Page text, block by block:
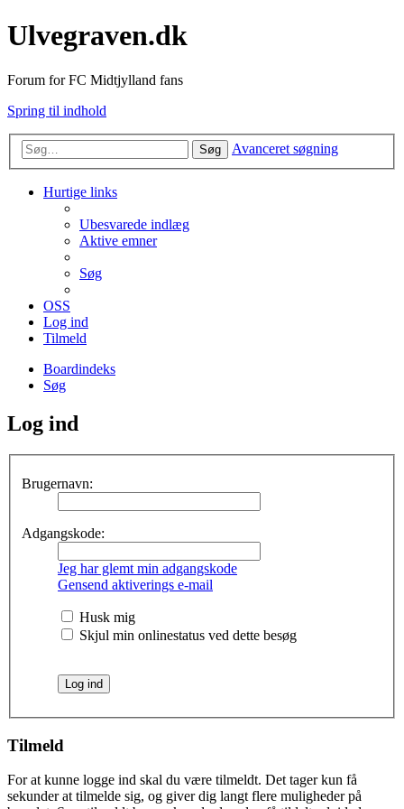
Ulvegraven.dk
Forum for FC Midtjylland fans
Spring til indhold
Søg Avanceret søgning
Hurtige links
Ubesvarede indlæg
Aktive emner
Søg
OSS
Log ind
Tilmeld
Boardindeks
Søg
Log ind
Brugernavn:
Adgangskode:
Jeg har glemt min adgangskode
Gensend aktiverings e-mail
Husk mig
Skjul min onlinestatus ved dette besøg
Tilmeld
For at kunne logge ind skal du være tilmeldt. Det tager kun få
sekunder at tilmelde sig, og giver dig langt flere muligheder på